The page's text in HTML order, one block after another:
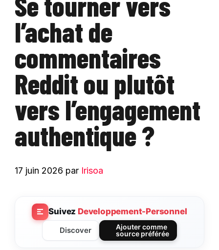
l’achat de
commentaires
Reddit ou plutôt
vers l’engagement
authentique ?
17 juin 2026 par Irisoa
Suivez Developpement-Personnel
Discover
Ajouter comme
source préférée